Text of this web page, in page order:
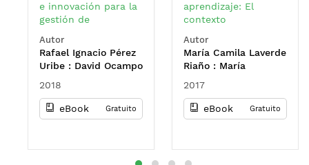
e innovación para la
gestión de
para el componente
de análisis y
vigilancia del
entorno económico
Autor
Rafael Ignacio Pérez
Uribe : David Ocampo
Ortiz Rojas
2018
eBook Gratuito
aprendizaje: El
contexto
Autor
María Camila Laverde
Riaño : María
Espinosa : Julio
César Pantoja
2017
eBook Gratuito